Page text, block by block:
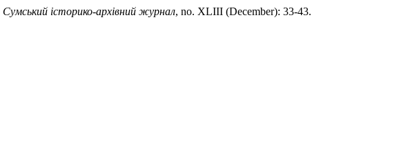
Сумський історико-архівний журнал, no. XLIIІ (December): 33-43.